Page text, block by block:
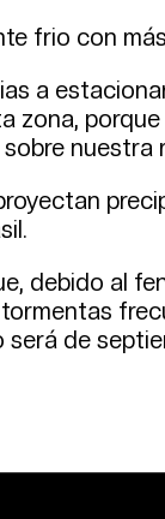
frio con
a
zona,
nuestra
debido al
de